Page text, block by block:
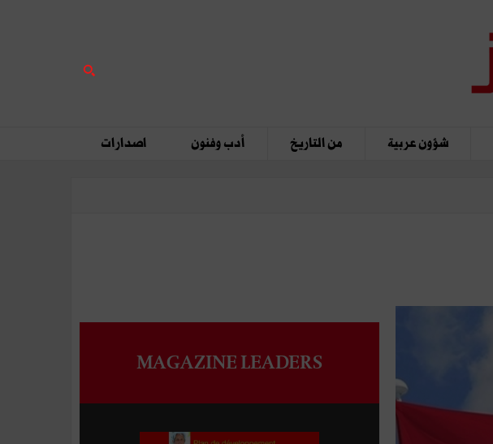
شؤون عربية من التاريخ أدب وفنون اصدارات
MAGAZINE LEADERS